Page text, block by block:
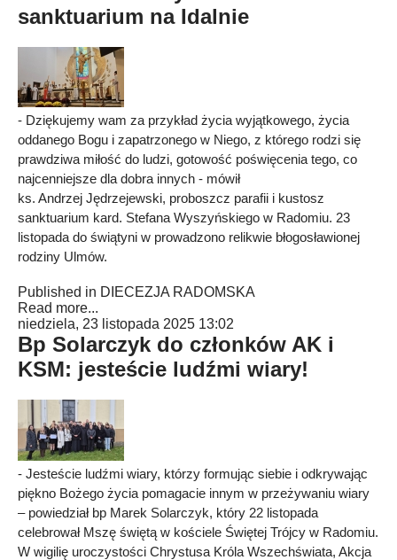
sanktuarium na Idalnie
- Dziękujemy wam za przykład życia wyjątkowego, życia
oddanego Bogu i zapatrzonego w Niego, z którego rodzi się
prawdziwa miłość do ludzi, gotowość poświęcenia tego, co
najcenniejsze dla dobra innych - mówił
ks. Andrzej Jędrzejewski, proboszcz parafii i kustosz
sanktuarium kard. Stefana Wyszyńskiego w Radomiu. 23
listopada do świątyni w prowadzono relikwie błogosławionej
rodziny Ulmów.
Published in DIECEZJA RADOMSKA
Read more...
niedziela, 23 listopada 2025 13:02
Bp Solarczyk do członków AK i
KSM: jesteście ludźmi wiary!
- Jesteście ludźmi wiary, którzy formując siebie i odkrywając
piękno Bożego życia pomagacie innym w przeżywaniu wiary
– powiedział bp Marek Solarczyk, który 22 listopada
celebrował Mszę świętą w kościele Świętej Trójcy w Radomiu.
W wigilię uroczystości Chrystusa Króla Wszechświata, Akcja